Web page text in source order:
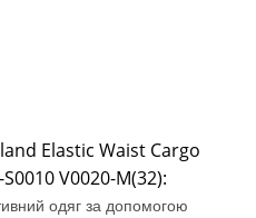
Elastic Waist Cargo
V0020-M(32):
одяг за допомогою